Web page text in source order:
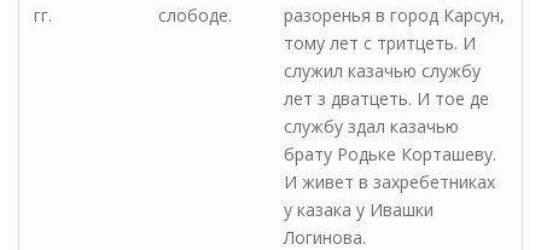
гг.
слободе.
разоренья в город Карсун,
тому лет с тритцеть. И
служил казачью службу
лет з дватцеть. И тое де
службу здал казачью
брату Родьке Корташеву.
И живет в захребетниках
у казака у Ивашки
Логинова.